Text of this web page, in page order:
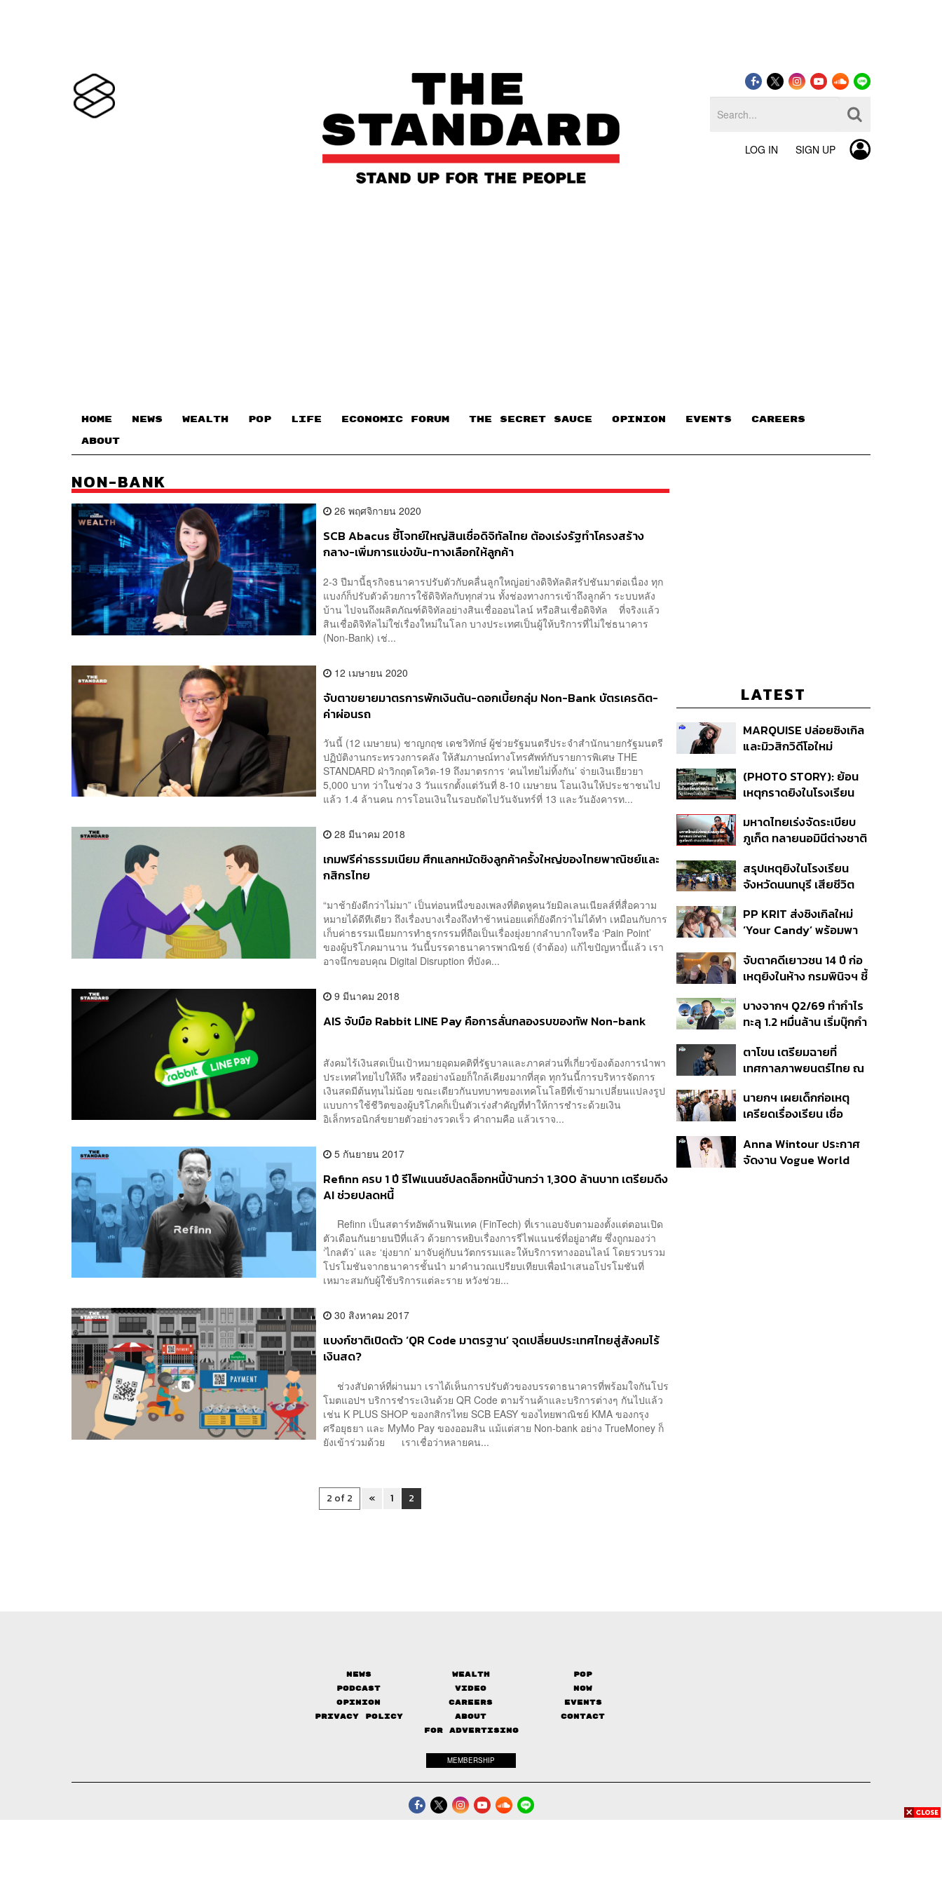
LOG IN SIGN UP
HOME NEWS WEALTH POP LIFE ECONOMIC FORUM THE SECRET SAUCE​ OPINION EVENTS CAREERS
ABOUT
NON-BANK
26 พฤศจิกายน 2020
SCB Abacus ชี้โจทย์ใหญ่สินเชื่อดิจิทัลไทย ต้องเร่งรัฐทำโครงสร้าง
กลาง-เพิ่มการแข่งขัน-ทางเลือกให้ลูกค้า
2-3 ปีมานี้ธุรกิจธนาคารปรับตัวกับคลื่นลูกใหญ่อย่างดิจิทัลดิสรัปชันมาต่อเนื่อง ทุก
แบงก์ก็ปรับตัวด้วยการใช้ดิจิทัลกับทุกส่วน ทั้งช่องทางการเข้าถึงลูกค้า ระบบหลัง
บ้าน ไปจนถึงผลิตภัณฑ์ดิจิทัลอย่างสินเชื่อออนไลน์ หรือสินเชื่อดิจิทัล ที่จริงแล้ว
สินเชื่อดิจิทัลไม่ใช่เรื่องใหม่ในโลก บางประเทศเป็นผู้ให้บริการที่ไม่ใช่ธนาคาร
(Non-Bank) เช่...
12 เมษายน 2020
จับตาขยายมาตรการพักเงินต้น-ดอกเบี้ยกลุ่ม Non-Bank บัตรเครดิต-
ค่าผ่อนรถ
วันนี้ (12 เมษายน) ชาญกฤช เดชวิทักษ์ ผู้ช่วยรัฐมนตรีประจำสำนักนายกรัฐมนตรี
ปฏิบัติงานกระทรวงการคลัง ให้สัมภาษณ์ทางโทรศัพท์กับรายการพิเศษ THE
STANDARD ฝ่าวิกฤตโควิด-19 ถึงมาตรการ ‘คนไทยไม่ทิ้งกัน’ จ่ายเงินเยียวยา
5,000 บาท ว่าในช่วง 3 วันแรกตั้งแต่วันที่ 8-10 เมษายน โอนเงินให้ประชาชนไป
แล้ว 1.4 ล้านคน การโอนเงินในรอบถัดไปวันจันทร์ที่ 13 และวันอังคารท...
28 มีนาคม 2018
เกมฟรีค่าธรรมเนียม ศึกแลกหมัดชิงลูกค้าครั้งใหญ่ของไทยพาณิชย์และ
กสิกรไทย
“มาช้ายังดีกว่าไม่มา” เป็นท่อนหนึ่งของเพลงที่ติดหูคนวัยมิลเลนเนียลส์ที่สื่อความ
หมายได้ดีทีเดียว ถึงเรื่องบางเรื่องถึงทำช้าหน่อยแต่ก็ยังดีกว่าไม่ได้ทำ เหมือนกับการ
เก็บค่าธรรมเนียมการทำธุรกรรมที่ถือเป็นเรื่องยุ่งยากลำบากใจหรือ ‘Pain Point’
ของผู้บริโภคมานาน วันนี้บรรดาธนาคารพาณิชย์ (จำต้อง) แก้ไขปัญหานี้แล้ว เรา
อาจนึกขอบคุณ Digital Disruption ที่บังค...
9 มีนาคม 2018
AIS จับมือ Rabbit LINE Pay คือการลั่นกลองรบของทัพ Non-bank
สังคมไร้เงินสดเป็นเป้าหมายอุดมคติที่รัฐบาลและภาคส่วนที่เกี่ยวข้องต้องการนำพา
ประเทศไทยไปให้ถึง หรืออย่างน้อยก็ใกล้เคียงมากที่สุด ทุกวันนี้การบริหารจัดการ
เงินสดมีต้นทุนไม่น้อย ขณะเดียวกันบทบาทของเทคโนโลยีที่เข้ามาเปลี่ยนแปลงรูป
แบบการใช้ชีวิตของผู้บริโภคก็เป็นตัวเร่งสำคัญที่ทำให้การชำระด้วยเงิน
อิเล็กทรอนิกส์ขยายตัวอย่างรวดเร็ว คำถามคือ แล้วเราจ...
5 กันยายน 2017
Refinn ครบ 1 ปี รีไฟแนนซ์ปลดล็อกหนี้บ้านกว่า 1,300 ล้านบาท เตรียมดึง
AI ช่วยปลดหนี้
Refinn เป็นสตาร์ทอัพด้านฟินเทค (FinTech) ที่เราแอบจับตามองตั้งแต่ตอนเปิด
ตัวเดือนกันยายนปีที่แล้ว ด้วยการหยิบเรื่องการรีไฟแนนซ์ที่อยู่อาศัย ซึ่งถูกมองว่า
‘ไกลตัว’ และ ‘ยุ่งยาก’ มาจับคู่กับนวัตกรรมและให้บริการทางออนไลน์ โดยรวบรวม
โปรโมชันจากธนาคารชั้นนำ มาคำนวณเปรียบเทียบเพื่อนำเสนอโปรโมชันที่
เหมาะสมกับผู้ใช้บริการแต่ละราย หวังช่วย...
30 สิงหาคม 2017
แบงก์ชาติเปิดตัว ‘QR Code มาตรฐาน’ จุดเปลี่ยนประเทศไทยสู่สังคมไร้
เงินสด?
ช่วงสัปดาห์ที่ผ่านมา เราได้เห็นการปรับตัวของบรรดาธนาคารที่พร้อมใจกันโปร
โมตแอปฯ บริการชำระเงินด้วย QR Code ตามร้านค้าและบริการต่างๆ กันไปแล้ว
เช่น K PLUS SHOP ของกสิกรไทย SCB EASY ของไทยพาณิชย์ KMA ของกรุง
ศรีอยุธยา และ MyMo Pay ของออมสิน แม้แต่สาย Non-bank อย่าง TrueMoney ก็
ยังเข้าร่วมด้วย เราเชื่อว่าหลายคน...
2 of 2 « 1 2
LATEST
MARQUISE ปล่อยซิงเกิล
และมิวสิกวิดีโอใหม่
สัมพันธ์สุด Toxic
(PHOTO STORY): ย้อน
เหตุกราดยิงในโรงเรียน
นักเรียน
มหาดไทยเร่งจัดระเบียบ
ภูเก็ต ทลายนอมินีต่างชาติ
ที่ดิน เคลียร์ใบอนุญาต
โรงแรมค้าง 7 ปี
สรุปเหตุยิงในโรงเรียน
จังหวัดนนทบุรี เสียชีวิต
ปมค้นประวัติคดีกราดยิงที่
สหรัฐฯ
PP KRIT ส่งซิงเกิลใหม่
‘Your Candy’ พร้อมพา
สิกวิดีโอ
จับตาคดีเยาวชน 14 ปี ก่อ
เหตุยิงในห้าง กรมพินิจฯ ชี้
เนื่อง ประเมินปล่อยตัว
บางจากฯ Q2/69 ทำกำไร
ทะลุ 1.2 หมื่นล้าน เริ่มบุ๊กกำ
แรก หนุนรายได้ครึ่งปีทะลุ
3.2 แสนล้าน
ตาโขน เตรียมฉายที่
เทศกาลภาพยนตร์ไทย ณ
นายกฯ เผยเด็กก่อเหตุ
เครียดเรื่องเรียน เชื่อ
กระสุนอีกกว่า 30 นัด หาก
ไม่จบชีวิตตัวเองอาจสูญ
Anna Wintour ประกาศ
จัดงาน Vogue World
News Wealth
Pop
Podcast
Video
Now
Opinion
Careers
Events
Privacy Policy
About
Contact
FOR ADVERTISING
MEMBERSHIP